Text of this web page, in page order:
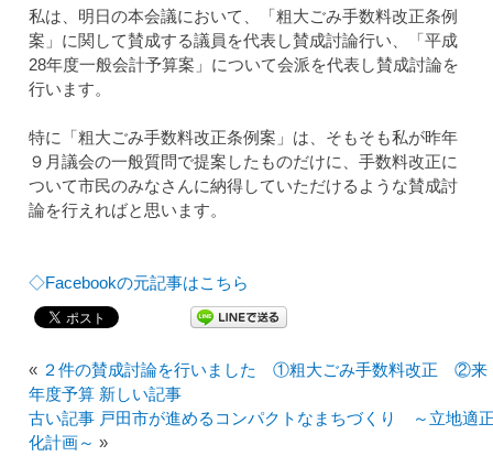
私は、明日の本会議において、「粗大ごみ手数料改正条例
案」に関して賛成する議員を代表し賛成討論行い、「平成
28年度一般会計予算案」について会派を代表し賛成討論を
行います。
特に「粗大ごみ手数料改正条例案」は、そもそも私が昨年
９月議会の一般質問で提案したものだけに、手数料改正に
ついて市民のみなさんに納得していただけるような賛成討
論を行えればと思います。
◇Facebookの元記事はこちら
« ２件の賛成討論を行いました ①粗大ごみ手数料改正 ②来
年度予算 新しい記事
古い記事 戸田市が進めるコンパクトなまちづくり ～立地適
化計画～ »